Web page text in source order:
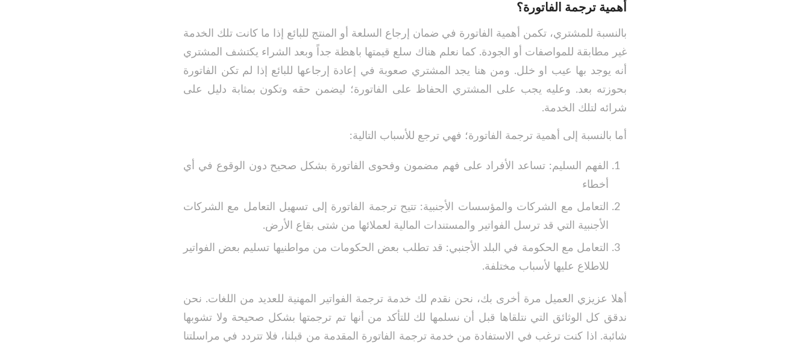
أهمية ترجمة الفاتورة؟
بالنسبة للمشتري، تكمن أهمية الفاتورة في ضمان إرجاع السلعة أو المنتج للبائع إذا ما كانت تلك الخدمة
غير مطابقة للمواصفات أو الجودة. كما نعلم هناك سلع قيمتها باهظة جداً وبعد الشراء يكتشف المشتري
أنه يوجد بها عيب او خلل. ومن هنا يجد المشتري صعوبة في إعادة إرجاعها للبائع إذا لم تكن الفاتورة
بحوزته بعد. وعليه يجب على المشتري الحفاظ على الفاتورة؛ ليضمن حقه وتكون بمثابة دليل على
شرائه لتلك الخدمة.
أما بالنسبة إلى أهمية ترجمة الفاتورة؛ فهي ترجع للأسباب التالية:
الفهم السليم: تساعد الأفراد على فهم مضمون وفحوى الفاتورة بشكل صحيح دون الوقوع في أي
أخطاء
التعامل مع الشركات والمؤسسات الأجنبية: تتيح ترجمة الفاتورة إلى تسهيل التعامل مع الشركات
الأجنبية التي قد ترسل الفواتير والمستندات المالية لعملائها من شتى بقاع الأرض.
التعامل مع الحكومة في البلد الأجنبي: قد تطلب بعض الحكومات من مواطنيها تسليم بعض الفواتير
للاطلاع عليها لأسباب مختلفة.
أهلا عزيزي العميل مرة أخرى بك، نحن نقدم لك خدمة ترجمة الفواتير المهنية للعديد من اللغات. نحن
ندقق كل الوثائق التي نتلقاها قبل أن نسلمها لك للتأكد من أنها تم ترجمتها بشكل صحيحة ولا تشوبها
شائبة. اذا كنت ترغب في الاستفادة من خدمة ترجمة الفاتورة المقدمة من قبلنا، فلا تتردد في مراسلتنا